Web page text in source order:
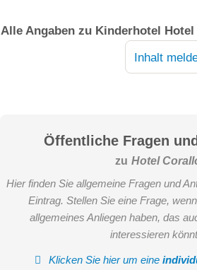
Alle Angaben zu Kinderhotel
Inhalt
Öffentliche Fragen
zu Hotel
Hier finden Sie allgemeine Fragen und
Eintrag. Stellen Sie eine Frage,
allgemeines Anliegen haben, das
interessieren
Klicken Sie hier um eine